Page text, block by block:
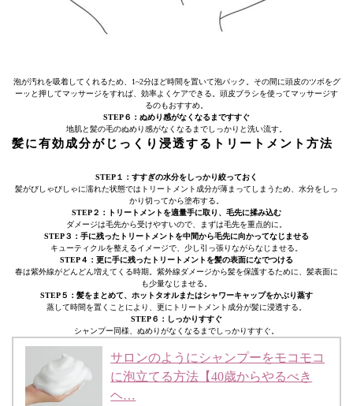
泡が汚れを吸着してくれるため、1~2分ほど時間を置いて泡パック。その間に頭皮のツボをグ
ーッと押してマッサージをすれば、効率よくケアできる。頭皮ブラシを使ってマッサージす
るのもおすすめ。
STEP６：ぬめり感がなくなるまですすぐ
地肌と髪の毛のぬめり感がなくなるまでしっかりと洗い流す。
髪に有効成分がじっくり浸透するトリートメント方法
STEP１：すすぎの水分をしっかり絞っておく
髪がびしゃびしゃに濡れた状態ではトリートメント成分が薄まってしまうため、水分をしっ
かり切ってから塗布する。
STEP２：トリートメントを適量手に取り、毛先に揉み込む
ダメージは毛先から受けやすいので、まずは毛先を重点的に。
STEP３：手に残ったトリートメントを中間から毛先に向かってなじませる
キューティクルを整えるイメージで、少し引っ張りながらなじませる。
STEP４：更に手に残ったトリートメントを髪の表面になでつける
春は紫外線がどんどん増えてくる時期。紫外線ダメージから髪を保護するために、髪表面に
も少量なじませる。
STEP５：髪をまとめて、ホットタオルまたはシャワーキャップをかぶり蒸す
蒸して時間を置くことにより、更にトリートメント成分が髪に浸透する。
STEP６：しっかりすすぐ
シャンプー同様、ぬめりがなくなるまでしっかりすすぐ。
サロンのようにシャンプーをモコモコ
に泡立てる方法【40歳からやるべき
ヘ…